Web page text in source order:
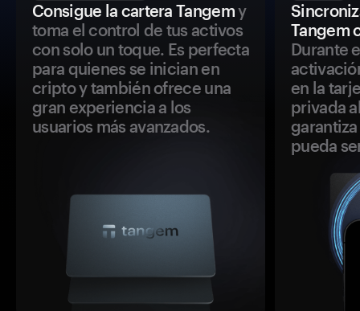
Consigue la cartera Tangemy
toma el control de tus activos
con solo un toque. Es perfecta
para quienes se inician en
cripto y también ofrece una
gran experiencia a los
usuarios más avanzados.
Tangem
Durante
en la
privada
pueda